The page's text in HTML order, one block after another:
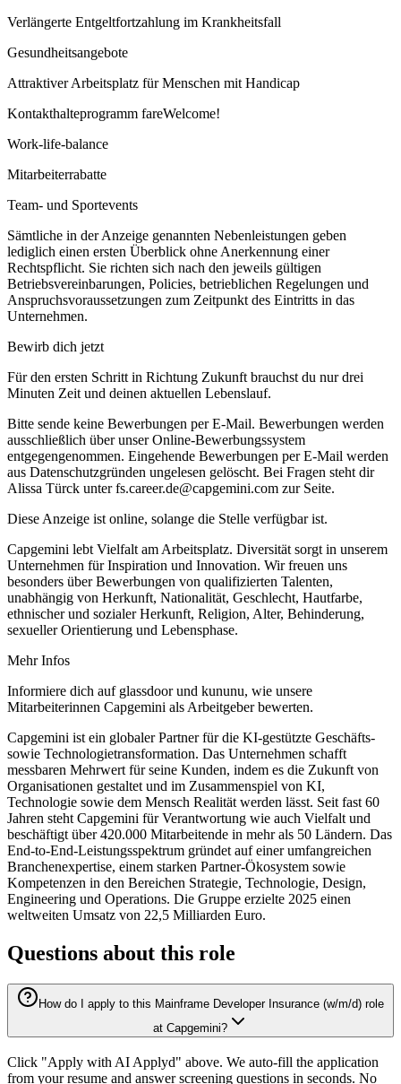
Verlängerte Entgeltfortzahlung im Krankheitsfall
Gesundheitsangebote
Attraktiver Arbeitsplatz für Menschen mit Handicap
Kontakthalteprogramm fareWelcome!
Work-life-balance
Mitarbeiterrabatte
Team- und Sportevents
Sämtliche in der Anzeige genannten Nebenleistungen geben
lediglich einen ersten Überblick ohne Anerkennung einer
Rechtspflicht. Sie richten sich nach den jeweils gültigen
Betriebsvereinbarungen, Policies, betrieblichen Regelungen und
Anspruchsvoraussetzungen zum Zeitpunkt des Eintritts in das
Unternehmen.
Bewirb dich jetzt
Für den ersten Schritt in Richtung Zukunft brauchst du nur drei
Minuten Zeit und deinen aktuellen Lebenslauf.
Bitte sende keine Bewerbungen per E‑Mail. Bewerbungen werden
ausschließlich über unser Online‑Bewerbungssystem
entgegengenommen. Eingehende Bewerbungen per E‑Mail werden
aus Datenschutzgründen ungelesen gelöscht. Bei Fragen steht dir
Alissa Türck unter fs.career.de@capgemini.com zur Seite.
Diese Anzeige ist online, solange die Stelle verfügbar ist.
Capgemini lebt Vielfalt am Arbeitsplatz. Diversität sorgt in unserem
Unternehmen für Inspiration und Innovation. Wir freuen uns
besonders über Bewerbungen von qualifizierten Talenten,
unabhängig von Herkunft, Nationalität, Geschlecht, Hautfarbe,
ethnischer und sozialer Herkunft, Religion, Alter, Behinderung,
sexueller Orientierung und Lebensphase.
Mehr Infos
Informiere dich auf glassdoor und kununu, wie unsere
Mitarbeiterinnen Capgemini als Arbeitgeber bewerten.
Capgemini ist ein globaler Partner für die KI-gestützte Geschäfts-
sowie Technologietransformation. Das Unternehmen schafft
messbaren Mehrwert für seine Kunden, indem es die Zukunft von
Organisationen gestaltet und im Zusammenspiel von KI,
Technologie sowie dem Mensch Realität werden lässt. Seit fast 60
Jahren steht Capgemini für Verantwortung wie auch Vielfalt und
beschäftigt über 420.000 Mitarbeitende in mehr als 50 Ländern. Das
End-to-End-Leistungsspektrum gründet auf einer umfangreichen
Branchenexpertise, einem starken Partner-Ökosystem sowie
Kompetenzen in den Bereichen Strategie, Technologie, Design,
Engineering und Operations. Die Gruppe erzielte 2025 einen
weltweiten Umsatz von 22,5 Milliarden Euro.
Questions about this role
How do I apply to this Mainframe Developer Insurance (w/m/d) role
at Capgemini?
Click "Apply with AI Applyd" above. We auto-fill the application
from your resume and answer screening questions in seconds. No